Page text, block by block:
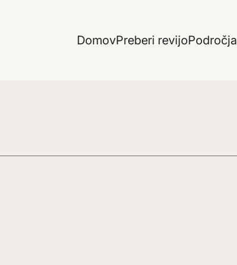
DomovPreberi revijoPodročja